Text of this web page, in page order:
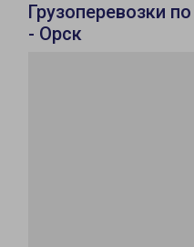
Грузоперевозки
- Орск